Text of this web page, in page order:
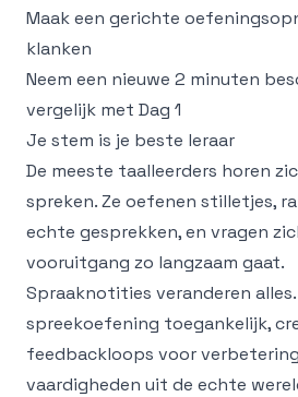
Maak een gerichte
klanken
Neem een nieuwe 2 minuten
vergelijk met Dag 1
Je stem is je beste leraar
De meeste taalleerders horen
spreken. Ze oefenen stilletjes,
echte gesprekken, en vragen
vooruitgang zo langzaam gaat.
Spraaknotities veranderen alles.
spreekoefening toegankelijk,
feedbackloops voor
vaardigheden uit de echte